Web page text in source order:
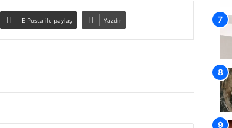
E-Posta ile paylaş Yazdır